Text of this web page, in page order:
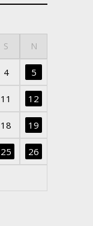
S N
4 5
11 12
18 19
25 26